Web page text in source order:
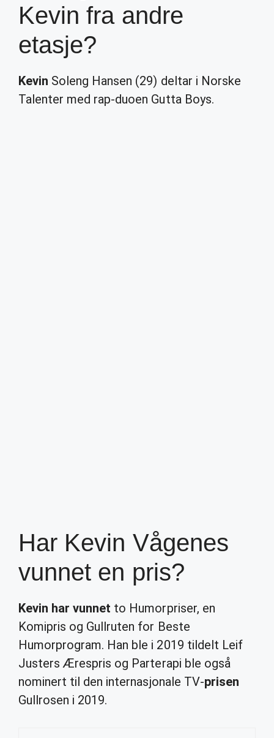
Kevin fra andre
etasje?
Kevin Soleng Hansen (29) deltar i Norske
Talenter med rap-duoen Gutta Boys.
Har Kevin Vågenes
vunnet en pris?
Kevin har vunnet to Humorpriser, en
Komipris og Gullruten for Beste
Humorprogram. Han ble i 2019 tildelt Leif
Justers Ærespris og Parterapi ble også
nominert til den internasjonale TV-prisen
Gullrosen i 2019.